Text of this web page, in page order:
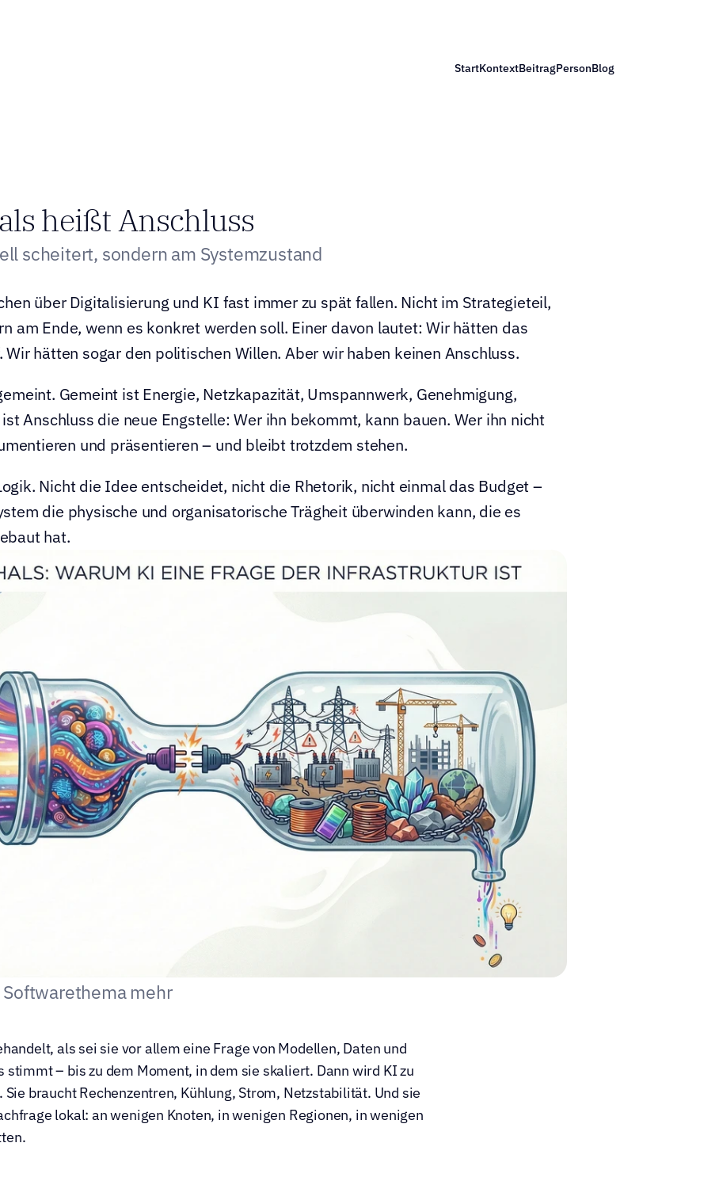
StartKontextBeitragPersonBlog
heißt Anschluss
scheitert, sondern am Systemzustand
über Digitalisierung und KI fast immer zu spät fallen. Nicht im Strategieteil,
am Ende, wenn es konkret werden soll. Einer davon lautet: Wir hätten das
hätten sogar den politischen Willen. Aber wir haben keinen Anschluss.
Gemeint ist Energie, Netzkapazität, Umspannwerk, Genehmigung,
Anschluss die neue Engstelle: Wer ihn bekommt, kann bauen. Wer ihn nicht
und präsentieren – und bleibt trotzdem stehen.
Nicht die Idee entscheidet, nicht die Rhetorik, nicht einmal das Budget –
die physische und organisatorische Trägheit überwinden kann, die es
hat.
mehr
als sei sie vor allem eine Frage von Modellen, Daten und
stimmt – bis zu dem Moment, in dem sie skaliert. Dann wird KI zu
braucht Rechenzentren, Kühlung, Strom, Netzstabilität. Und sie
lokal: an wenigen Knoten, in wenigen Regionen, in wenigen